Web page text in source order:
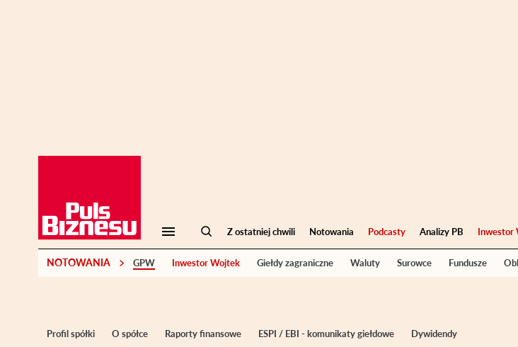
Z ostatniej chwili Notowania Podcasty Analizy PB Inwestor
NOTOWANIA GPW Inwestor Wojtek Giełdy zagraniczne Waluty Surowce Fundusze
Profil spółki O spółce Raporty finansowe ESPI / EBI - komunikaty giełdowe Dywidendy